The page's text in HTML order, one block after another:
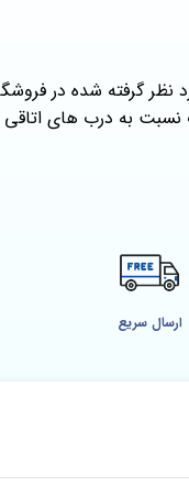
نظر گرفته شده در
نسبت به درب های
ارسال سریع